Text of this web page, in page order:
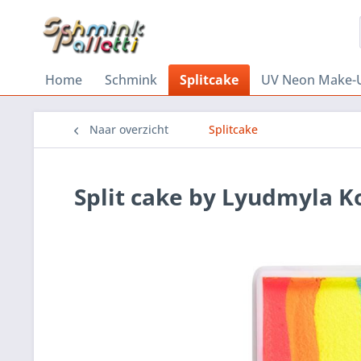
Home Schmink Splitcake UV Neon Make-
Naar overzicht Splitcake
Split cake by Lyudmyla